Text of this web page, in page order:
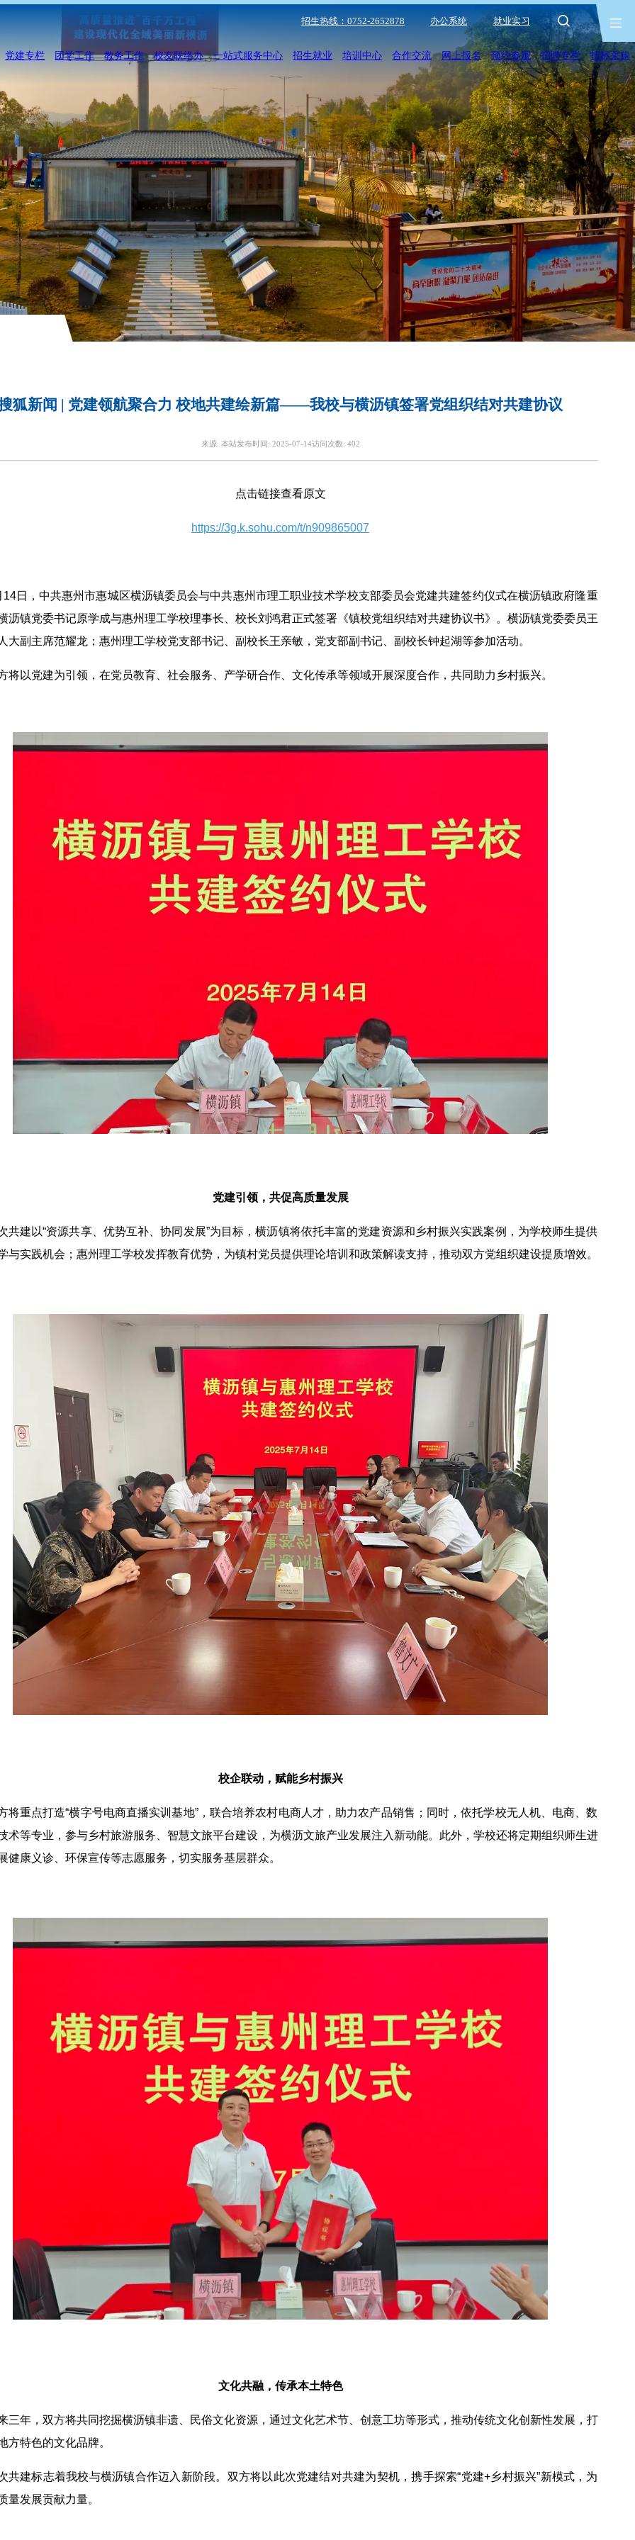
招生热线：0752-2652878 办公系统 就业实习
党建专栏 团学工作 教务工作 校友联络办 一站式服务中心 招生就业 培训中心 合作交流 网上报名 预约参观 招聘专栏 招标采购
狐新闻 | 党建领航聚合力 校地共建绘新篇——我校与横沥镇签署党组织结对共建协议
来源: 本站发布时间: 2025-07-14访问次数: 402
点击链接查看原文
https://3g.k.sohu.com/t/n909865007
14日，中共惠州市惠城区横沥镇委员会与中共惠州市理工职业技术学校支部委员会党建共建签约仪式在横沥镇政府隆重
沥镇党委书记原学成与惠州理工学校理事长、校长刘鸿君正式签署《镇校党组织结对共建协议书》。横沥镇党委委员王
大副主席范耀龙；惠州理工学校党支部书记、副校长王亲敏，党支部副书记、副校长钟起湖等参加活动。
将以党建为引领，在党员教育、社会服务、产学研合作、文化传承等领域开展深度合作，共同助力乡村振兴。
党建引领，共促高质量发展
共建以“资源共享、优势互补、协同发展”为目标，横沥镇将依托丰富的党建资源和乡村振兴实践案例，为学校师生提供
与实践机会；惠州理工学校发挥教育优势，为镇村党员提供理论培训和政策解读支持，推动双方党组织建设提质增效。
校企联动，赋能乡村振兴
将重点打造“横字号电商直播实训基地”，联合培养农村电商人才，助力农产品销售；同时，依托学校无人机、电商、数
术等专业，参与乡村旅游服务、智慧文旅平台建设，为横沥文旅产业发展注入新动能。此外，学校还将定期组织师生进
健康义诊、环保宣传等志愿服务，切实服务基层群众。
文化共融，传承本土特色
三年，双方将共同挖掘横沥镇非遗、民俗文化资源，通过文化艺术节、创意工坊等形式，推动传统文化创新性发展，打
方特色的文化品牌。
共建标志着我校与横沥镇合作迈入新阶段。双方将以此次党建结对共建为契机，携手探索“党建+乡村振兴”新模式，为
量发展贡献力量。